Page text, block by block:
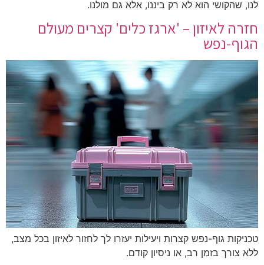
לנו, שהקושי הוא לא רק ביננו, אלא גם מולנו.
חזרה לאיזון – 'ארגז כלים' קצרים מעולם
הגוף-נפש
טכניקות גוף-נפש קצרות ויעילות יעזרו לך לחזור לאיזון בכל מצב,
ללא צורך בזמן רב, או ניסיון קודם.